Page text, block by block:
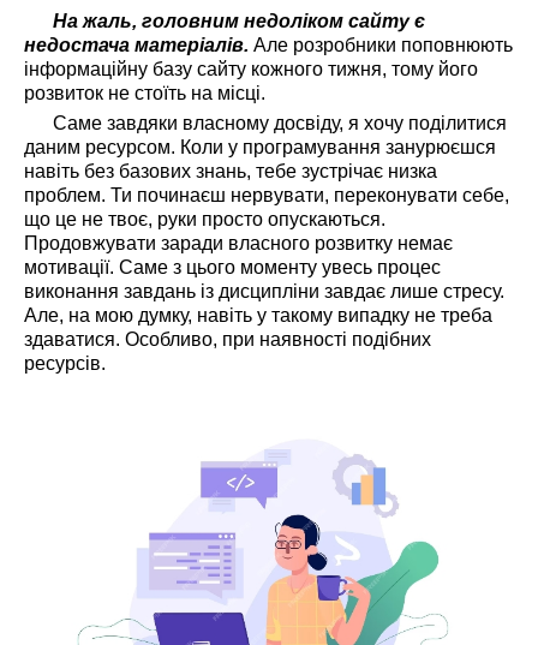
На жаль, головним недоліком сайту є
недостача матеріалів. Але розробники поповнюють
інформаційну базу сайту кожного тижня, тому його
розвиток не стоїть на місці.
Саме завдяки власному досвіду, я хочу поділитися
даним ресурсом. Коли у програмування занурюєшся
навіть без базових знань, тебе зустрічає низка
проблем. Ти починаєш нервувати, переконувати себе,
що це не твоє, руки просто опускаються.
Продовжувати заради власного розвитку немає
мотивації. Саме з цього моменту увесь процес
виконання завдань із дисципліни завдає лише стресу.
Але, на мою думку, навіть у такому випадку не треба
здаватися. Особливо, при наявності подібних
ресурсів.